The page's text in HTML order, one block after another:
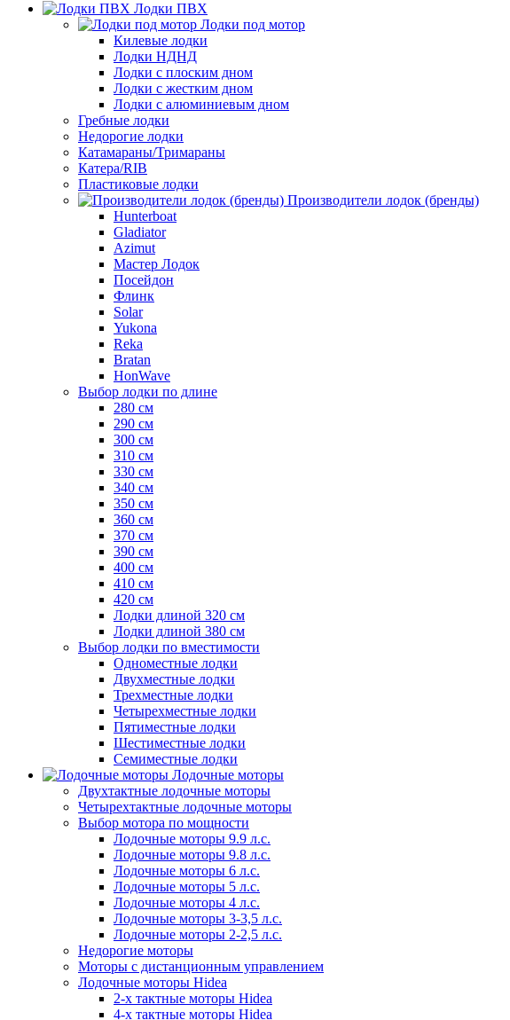
Лодки ПВХ
Лодки под мотор
Килевые лодки
Лодки НДНД
Лодки с плоским дном
Лодки с жестким дном
Лодки с алюминиевым дном
Гребные лодки
Недорогие лодки
Катамараны/Тримараны
Катера/RIB
Пластиковые лодки
Производители лодок (бренды)
Hunterboat
Gladiator
Azimut
Мастер Лодок
Посейдон
Флинк
Solar
Yukona
Reka
Bratan
HonWave
Выбор лодки по длине
280 см
290 см
300 см
310 см
330 см
340 см
350 см
360 см
370 см
390 см
400 см
410 см
420 см
Лодки длиной 320 см
Лодки длиной 380 см
Выбор лодки по вместимости
Одноместные лодки
Двухместные лодки
Трехместные лодки
Четырехместные лодки
Пятиместные лодки
Шестиместные лодки
Семиместные лодки
Лодочные моторы
Двухтактные лодочные моторы
Четырехтактные лодочные моторы
Выбор мотора по мощности
Лодочные моторы 9.9 л.с.
Лодочные моторы 9.8 л.с.
Лодочные моторы 6 л.с.
Лодочные моторы 5 л.с.
Лодочные моторы 4 л.с.
Лодочные моторы 3-3,5 л.с.
Лодочные моторы 2-2,5 л.с.
Недорогие моторы
Моторы с дистанционным управлением
Лодочные моторы Hidea
2-х тактные моторы Hidea
4-х тактные моторы Hidea